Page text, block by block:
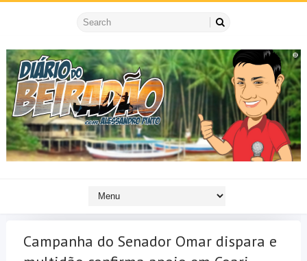
Campanha do Senador Omar dispara e